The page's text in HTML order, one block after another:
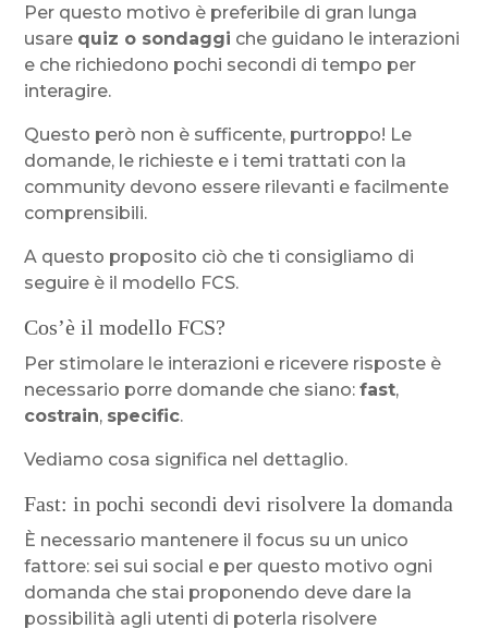
Per questo motivo è preferibile di gran lunga
usare quiz o sondaggi che guidano le interazioni
e che richiedono pochi secondi di tempo per
interagire.
Questo però non è sufficente, purtroppo! Le
domande, le richieste e i temi trattati con la
community devono essere rilevanti e facilmente
comprensibili.
A questo proposito ciò che ti consigliamo di
seguire è il modello FCS.
Cos’è il modello FCS?
Per stimolare le interazioni e ricevere risposte è
necessario porre domande che siano:fast,
costrain, specific.
Vediamo cosa significa nel dettaglio.
Fast: in pochi secondi devi risolvere la domanda
È necessario mantenere il focus su un unico
fattore: sei sui social e per questo motivo ogni
domanda che stai proponendo deve dare la
possibilità agli utenti di poterla risolvere